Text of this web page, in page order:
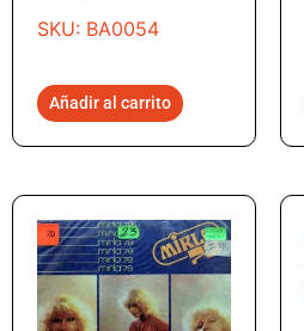
SKU: BA0054
Añadir al carrito